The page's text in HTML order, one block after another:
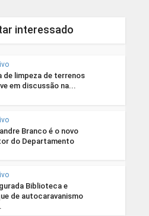
interessado
de limpeza de terrenos
em discussão na...
Branco é o novo
do Departamento
Biblioteca e
de autocaravanismo